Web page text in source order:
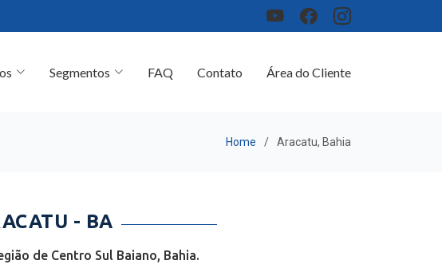
Segmentos FAQ Contato Área do Cliente
Home Aracatu, Bahia
- BA
de Centro Sul Baiano, Bahia.